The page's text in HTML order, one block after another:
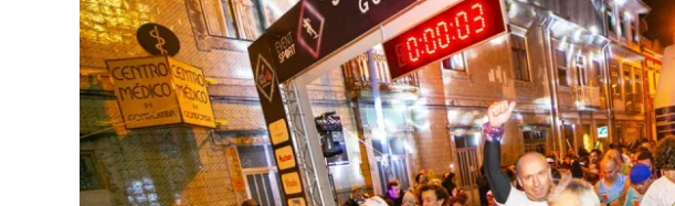
Inscrições
Abertas
–
7ª
São
Silvestre